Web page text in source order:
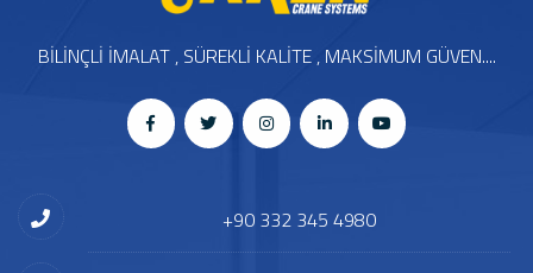
BİLİNÇLİ İMALAT , SÜREKLİ KALİTE , MAKSİMUM GÜVEN....
+90 332 345 4980